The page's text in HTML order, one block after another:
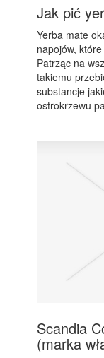
Jak pić
Yerba mate
napojów,
Patrząc na
takiemu
substancje
ostrokrzewu
Scandia
(marka